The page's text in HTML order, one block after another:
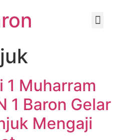
Muharram
1 Baron Gelar
Mengaji